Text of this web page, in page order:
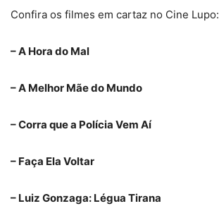
Confira os filmes em cartaz no Cine Lupo:
– A Hora do Mal
– A Melhor Mãe do Mundo
– Corra que a Polícia Vem Aí
– Faça Ela Voltar
– Luiz Gonzaga: Légua Tirana